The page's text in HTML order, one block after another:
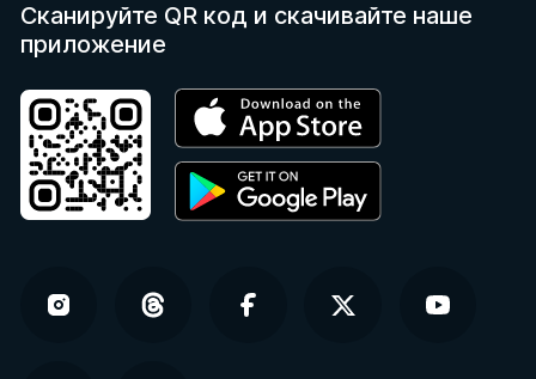
Сканируйте QR код и скачивайте наше
приложение